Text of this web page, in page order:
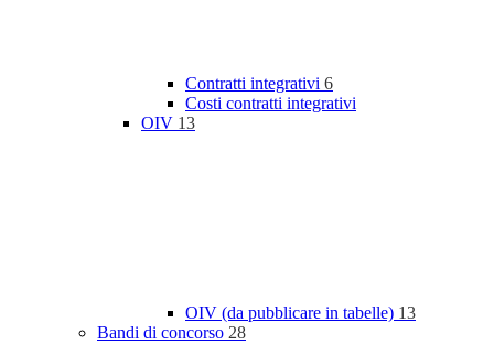
Contratti integrativi 6
Costi contratti integrativi
OIV 13
OIV (da pubblicare in tabelle) 13
Bandi di concorso 28